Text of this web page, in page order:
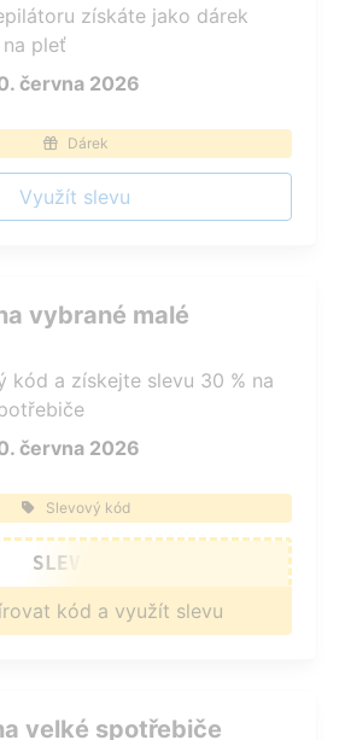
získáte jako dárek
pleť
června 2026
Dárek
Využít slevu
vybrané malé
kód a získejte slevu 30 % na
června 2026
Slevový kód
SLEVA30
kód a využít slevu
velké spotřebiče